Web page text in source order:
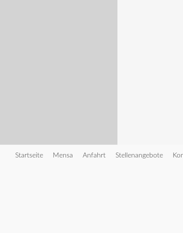
Startseite Mensa Anfahrt Stellenangebote